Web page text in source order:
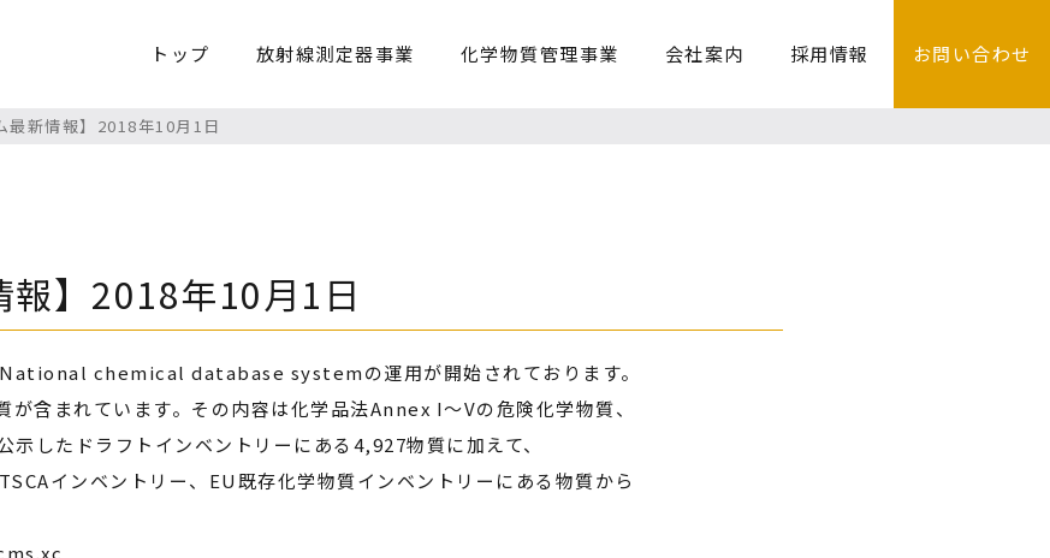
トップ 放射線測定器事業 化学物質管理事業 会社案内 採用情報 お問い合わせ
最新情報】2018年10月1日
報】2018年10月1日
chemical database systemの運用が開始されております。
含まれています。その内容は化学品法Annex I～Vの危険化学物質、
したドラフトインベントリーにある4,927物質に加えて、
インベントリー、EU既存化学物質インベントリーにある物質から